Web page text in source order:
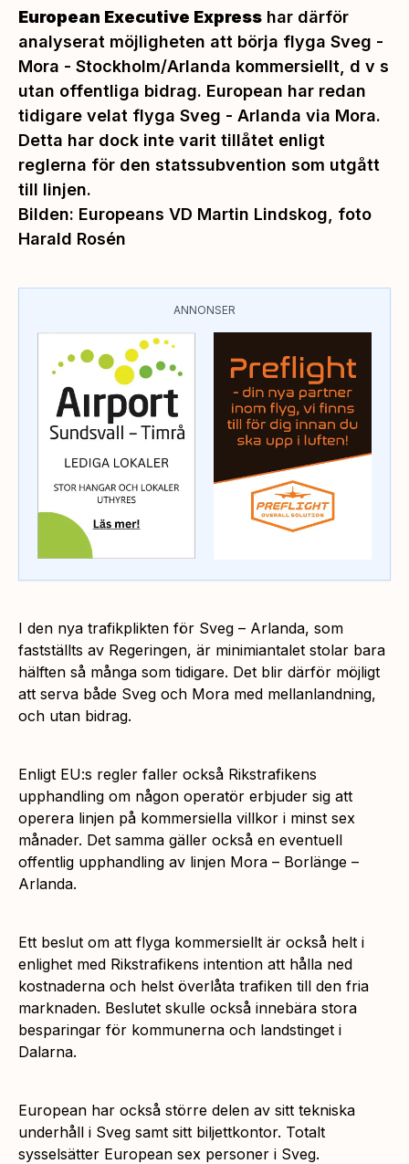
European Executive Express har därför
analyserat möjligheten att börja flyga Sveg -
Mora - Stockholm/Arlanda kommersiellt, d v s
utan offentliga bidrag. European har redan
tidigare velat flyga Sveg - Arlanda via Mora.
Detta har dock inte varit tillåtet enligt
reglerna för den statssubvention som utgått
till linjen.
Bilden: Europeans VD Martin Lindskog, foto
Harald Rosén
ANNONSER
I den nya trafikplikten för Sveg – Arlanda, som
fastställts av Regeringen, är minimiantalet stolar bara
hälften så många som tidigare. Det blir därför möjligt
att serva både Sveg och Mora med mellanlandning,
och utan bidrag.
Enligt EU:s regler faller också Rikstrafikens
upphandling om någon operatör erbjuder sig att
operera linjen på kommersiella villkor i minst sex
månader. Det samma gäller också en eventuell
offentlig upphandling av linjen Mora – Borlänge –
Arlanda.
Ett beslut om att flyga kommersiellt är också helt i
enlighet med Rikstrafikens intention att hålla ned
kostnaderna och helst överlåta trafiken till den fria
marknaden. Beslutet skulle också innebära stora
besparingar för kommunerna och landstinget i
Dalarna.
European har också större delen av sitt tekniska
underhåll i Sveg samt sitt biljettkontor. Totalt
sysselsätter European sex personer i Sveg.